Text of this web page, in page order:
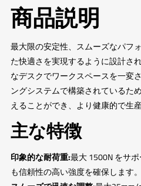
商品説明
最大限の安定性、スムーズなパフ
た快適さを実現するように設計さ
なデスクでワークスペースを一変
ングシステムで構築されているた
えることができ、より健康的で生
主な特徴
印象的な耐荷重:最大 1500N をサ
も信頼性の高い強度を確保します。